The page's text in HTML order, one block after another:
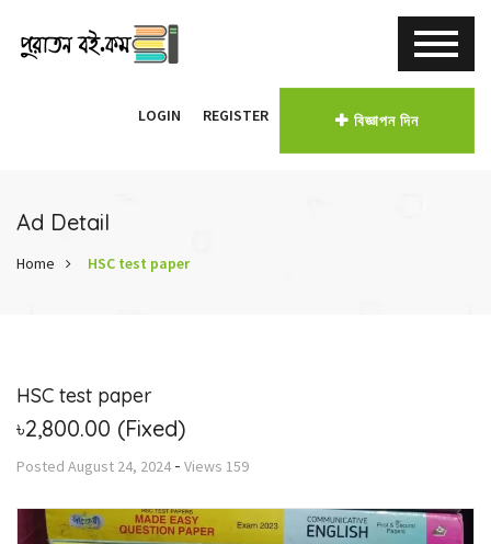
LOGIN REGISTER বিজ্ঞাপন দিন
Ad Detail
Home HSC test paper
HSC test paper
৳2,800.00 (Fixed)
Posted August 24, 2024 - Views 159